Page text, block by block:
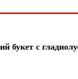
букет с